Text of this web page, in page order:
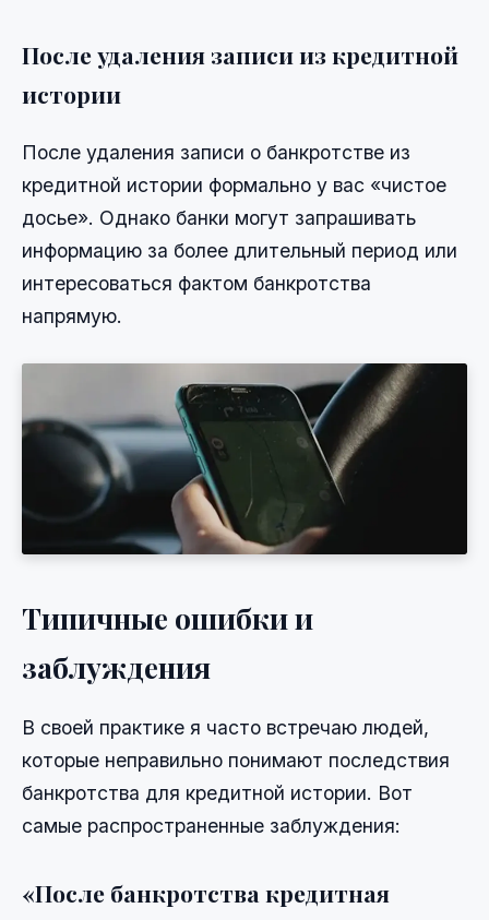
После удаления записи из кредитной
истории
После удаления записи о банкротстве из
кредитной истории формально у вас «чистое
досье». Однако банки могут запрашивать
информацию за более длительный период или
интересоваться фактом банкротства
напрямую.
Типичные ошибки и
заблуждения
В своей практике я часто встречаю людей,
которые неправильно понимают последствия
банкротства для кредитной истории. Вот
самые распространенные заблуждения:
«После банкротства кредитная